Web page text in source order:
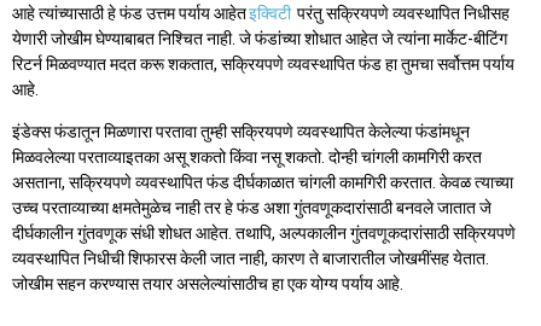
आहे त्यांच्यासाठी हे फंड उत्तम पर्याय आहेतइक्विटी परंतु सक्रियपणे व्यवस्थापित निधीसह
येणारी जोखीम घेण्याबाबत निश्चित नाही. जे फंडांच्या शोधात आहेत जे त्यांना मार्केट-बीटिंग
रिटर्न मिळवण्यात मदत करू शकतात, सक्रियपणे व्यवस्थापित फंड हा तुमचा सर्वोत्तम पर्याय
आहे.
इंडेक्स फंडातून मिळणारा परतावा तुम्ही सक्रियपणे व्यवस्थापित केलेल्या फंडांमधून
मिळवलेल्या परताव्याइतका असू शकतो किंवा नसू शकतो. दोन्ही चांगली कामगिरी करत
असताना, सक्रियपणे व्यवस्थापित फंड दीर्घकाळात चांगली कामगिरी करतात. केवळ त्याच्या
उच्च परताव्याच्या क्षमतेमुळेच नाही तर हे फंड अशा गुंतवणूकदारांसाठी बनवले जातात जे
दीर्घकालीन गुंतवणूक संधी शोधत आहेत. तथापि, अल्पकालीन गुंतवणूकदारांसाठी सक्रियपणे
व्यवस्थापित निधीची शिफारस केली जात नाही, कारण ते बाजारातील जोखमींसह येतात.
जोखीम सहन करण्यास तयार असलेल्यांसाठीच हा एक योग्य पर्याय आहे.